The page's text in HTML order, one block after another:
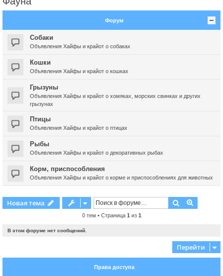
Форум
Собаки
Объявления Хайфы и крайот о собаках
Кошки
Объявления Хайфы и крайот о кошках
Грызуны
Объявления Хайфы и крайот о хомяках, морских свинках и других
грызунах
Птицы
Объявления Хайфы и крайот о птицах
Рыбы
Объявления Хайфы и крайот о декоративных рыбах
Корм, приспособления
Объявления Хайфы и крайот о корме и приспособлениях для животных
Новая тема Поиск
0 тем • Страница 1 из 1
В этом форуме нет сообщений.
Перейти
Права доступа